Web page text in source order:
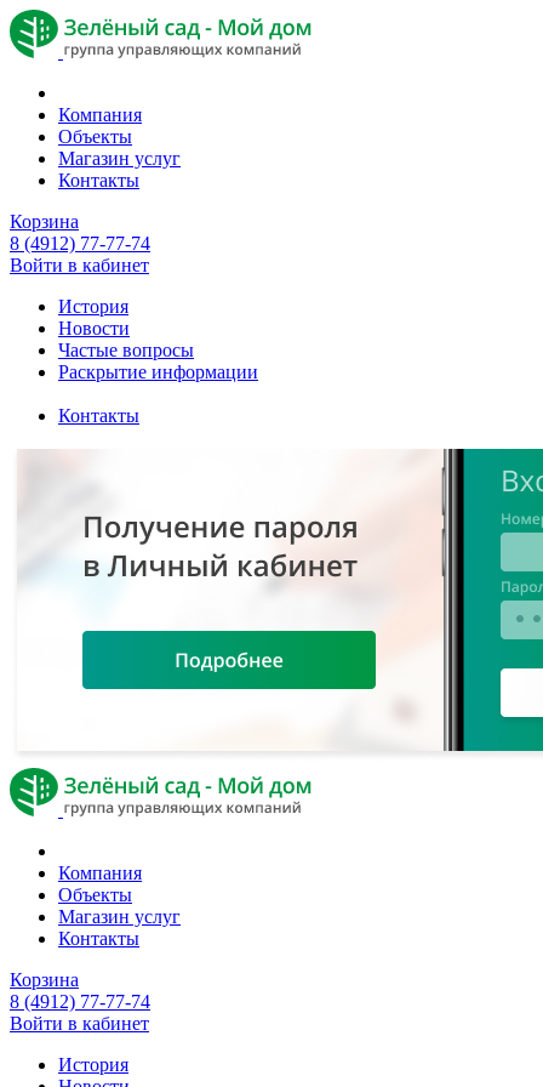
Компания
Объекты
Магазин услуг
Контакты
Корзина
8 (4912) 77-77-74
Войти в кабинет
История
Новости
Частые вопросы
Раскрытие информации
Контакты
Компания
Объекты
Магазин услуг
Контакты
Корзина
8 (4912) 77-77-74
Войти в кабинет
История